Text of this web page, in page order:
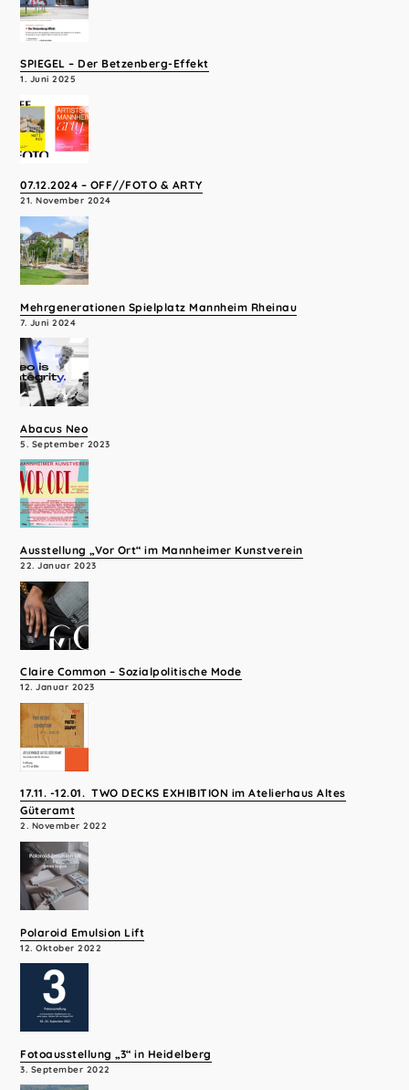
SPIEGEL – Der Betzenberg-Effekt
1. Juni 2025
07.12.2024 – OFF//FOTO & ARTY
21. November 2024
Mehrgenerationen Spielplatz Mannheim Rheinau
7. Juni 2024
Abacus Neo
5. September 2023
Ausstellung „Vor Ort“ im Mannheimer Kunstverein
22. Januar 2023
Claire Common – Sozialpolitische Mode
12. Januar 2023
17.11. -12.01. TWO DECKS EXHIBITION im Atelierhaus Altes
Güteramt
2. November 2022
Polaroid Emulsion Lift
12. Oktober 2022
Fotoausstellung „3“ in Heidelberg
3. September 2022